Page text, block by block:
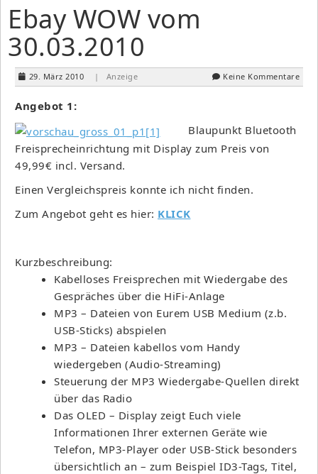
Ebay WOW vom
30.03.2010
29. März 2010 | Anzeige Keine Kommentare
Angebot 1:
Blaupunkt Bluetooth
Freisprecheinrichtung mit Display zum Preis von
49,99€ incl. Versand.
Einen Vergleichspreis konnte ich nicht finden.
Zum Angebot geht es hier: KLICK
Kurzbeschreibung:
Kabelloses Freisprechen mit Wiedergabe des
Gespräches über die HiFi-Anlage
MP3 – Dateien von Eurem USB Medium (z.b.
USB-Sticks) abspielen
MP3 – Dateien kabellos vom Handy
wiedergeben (Audio-Streaming)
Steuerung der MP3 Wiedergabe-Quellen direkt
über das Radio
Das OLED – Display zeigt Euch viele
Informationen Ihrer externen Geräte wie
Telefon, MP3-Player oder USB-Stick besonders
übersichtlich an – zum Beispiel ID3-Tags, Titel,